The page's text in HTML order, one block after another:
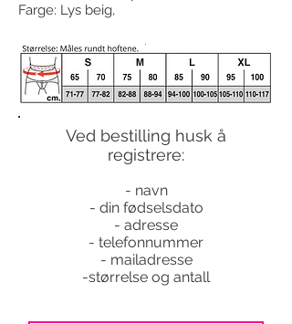
Farge: Lys beig,
Ved bestilling husk å
registrere:
- navn
- din fødselsdato
- adresse
- telefonnummer
- mailadresse
-størrelse og antall